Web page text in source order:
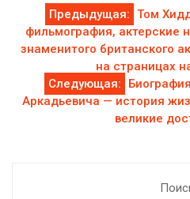
Навигация
по
записям
Предыдущая: Том
фильмография, актерские
знаменитого британского
на страницах
Следующая:
Аркадьевича — история
великие